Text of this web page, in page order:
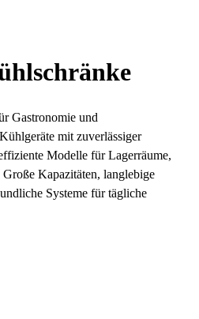
Gastronomie und
mit zuverlässiger
Modelle für Lagerräume,
Kapazitäten, langlebige
Systeme für tägliche